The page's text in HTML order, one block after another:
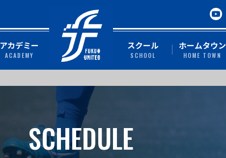
アカデミー
ACADEMY
スクール
SCHOOL
ホームタウン
HOME TOWN
SCHEDULE